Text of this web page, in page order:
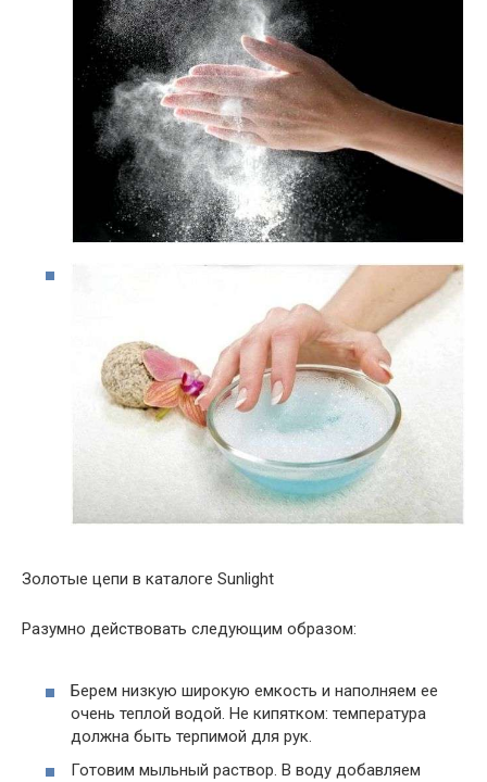
Золотые цепи в каталоге Sunlight
Разумно действовать следующим образом:
Берем низкую широкую емкость и наполняем ее
очень теплой водой. Не кипятком: температура
должна быть терпимой для рук.
Готовим мыльный раствор. В воду добавляем